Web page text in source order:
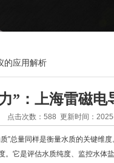
的应用解析
”：上海雷磁电
点击次数：588 更新时间：
总量同样是衡量水质的关键维度
它是评估水质纯度、监控水体